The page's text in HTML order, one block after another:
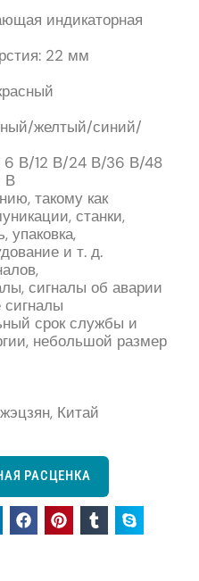
индикаторная
22 мм
желтый/синий/
6 В/12 В/24 В/36 В/48
В
такому как
станки,
упаковка,
и т. д.
сигналы об аварии
сигналы
срок службы и
небольшой размер
Китай
РАСЦЕНКА